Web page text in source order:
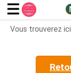
Vous trouverez